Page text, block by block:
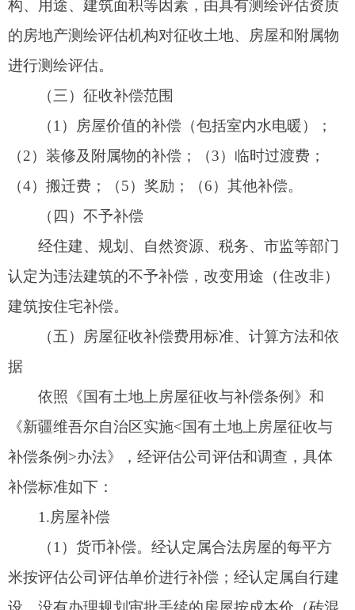
1.房屋补偿
（1）货币补偿。经认定属合法房屋的每平方
米按评估公司评估单价进行补偿；经认定属自行建
设，没有办理规划审批手续的房屋按成本价（砖混
的920/㎡，砖木750/㎡，土木550/㎡）给予补偿（具
疆维吾尔自治区工程造价相关规定执行，对于净空
高于2.2米按工程造价的100%给予补偿，对于净空
低于2.2米的，按工程造价的50%补偿。
（2）产权调换。用于产权调换的房屋为原地
址安置方式，安置房区域为：葱岭·阳光学府项目楼
1：1安置，超出部分按照市场价购买，安置房面积
为：94㎡、131㎡、136㎡、147㎡、149㎡、158㎡
等，安置房为框剪结构，11层高层。
（3）符合城市保障性住房对象的，依据城市
居民政策给予保障。
600元/次。选择货币补偿的按1次计算；选择房
屋安置的按2次计算。
3.临时过渡费
按照《关于2013年阿图什市城市建设专题会议
纪要》（阿政纪〔2013〕3号）文件精神，给予被